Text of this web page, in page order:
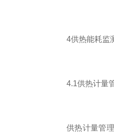
4供热能耗监
4.1供热计量
供热计量管